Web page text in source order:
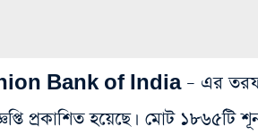
Bank of India – এর তরফ
প্রকাশিত হয়েছে। মোট ১৮৬৫টি